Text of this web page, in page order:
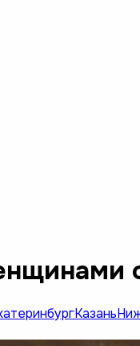
Казань